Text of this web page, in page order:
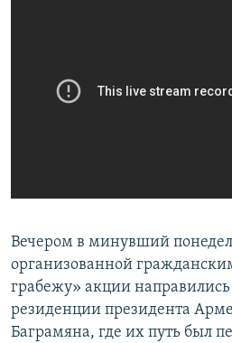
Вечером в минувший
организованной
грабежу» акции
резиденции президента
Баграмяна, где их путь был